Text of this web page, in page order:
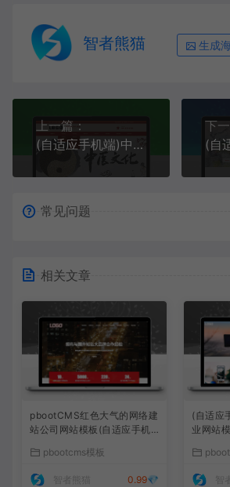
智者熊猫 生成
上一篇：
(自适应手机端)中药馆中医网站模板，中医馆企业官网
下
常见问题
相关文章
pbootCMS红色大气的网络建
站公司网站模板(自适应手机
pbootcms模板
智者熊猫 0.99💎
(自适应
业网站
智